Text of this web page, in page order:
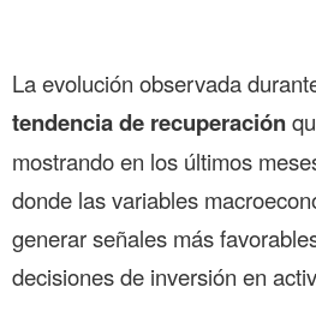
La evolución observada
tendencia de recuperación
mostrando en los últimos
donde las variables
generar señales más
decisiones de inversión en